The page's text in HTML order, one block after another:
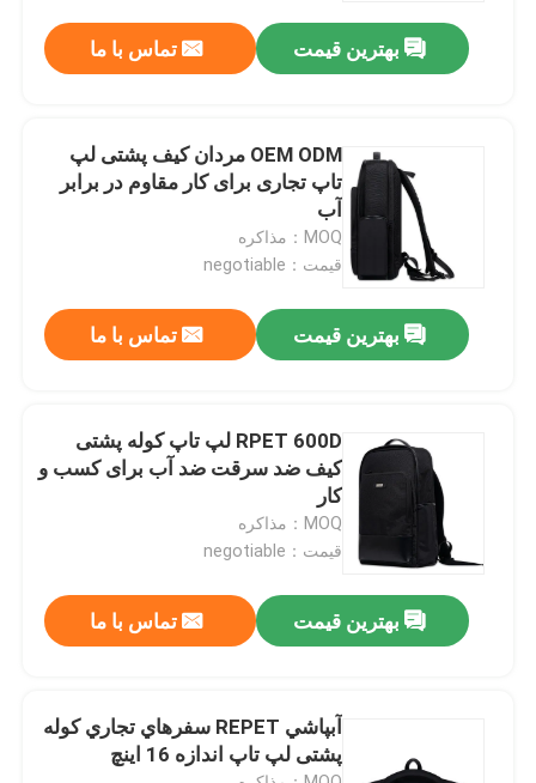
اطلاعات تماس
محصولات
کوله پشتی لپ تاپ
کیف پیام رسان لپ تاپ
کیف های لپ تاپ تجاری
دستگیرهای کیف لپ تاپ
بهترین قیمت تماس با ما
OEM ODM مردان کیف پشتی لپ
تاپ تجاری برای کار مقاوم در برابر
آب
MOQ：مذاکره
قیمت：negotiable
بهترین قیمت تماس با ما
RPET 600D لپ تاپ کوله پشتی
کیف ضد سرقت ضد آب برای کسب و
کار
MOQ：مذاکره
قیمت：negotiable
بهترین قیمت تماس با ما
آبپاشي REPET سفرهاي تجاري کوله
پشتی لپ تاپ اندازه 16 اينچ